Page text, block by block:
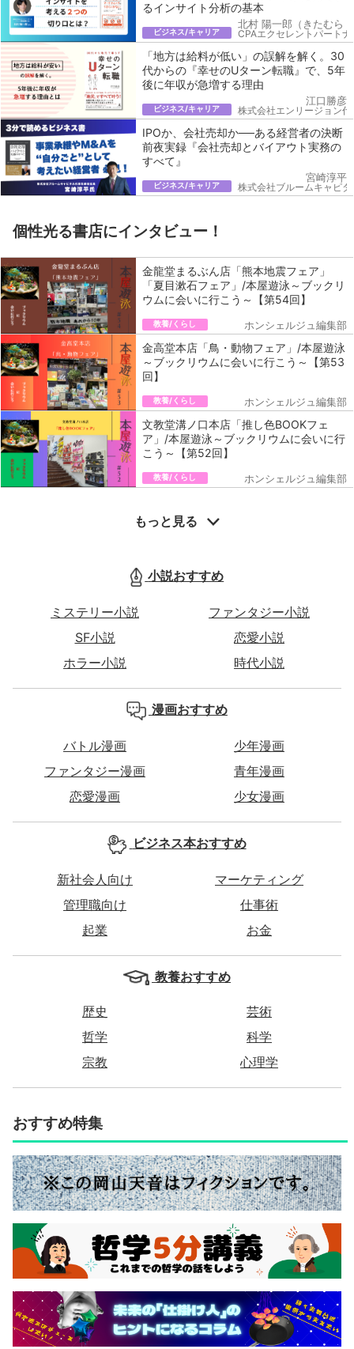
るインサイト分析の基本
ビジネス/キャリア
北村 陽一郎（きたむら
CPAエクセレントパート
「地方は給料が低い」の誤解を解く。30
代からの『幸せのUターン転職』で、5年
後に年収が急増する理由
ビジネス/キャリア
江口勝彦
株式会社エンリージョン代
IPOか、会社売却か──ある経営者の決断
前夜実録『会社売却とバイアウト実務の
すべて』
ビジネス/キャリア
宮崎淳平
株式会社ブルームキャピ
個性光る書店にインタビュー！
金龍堂まるぶん店「熊本地震フェア」
「夏目漱石フェア」/本屋遊泳～ブックリ
ウムに会いに行こう～【第54回】
教養/くらし ホンシェルジュ編集部
金高堂本店「鳥・動物フェア」/本屋遊泳
～ブックリウムに会いに行こう～【第53
回】
教養/くらし ホンシェルジュ編集部
文教堂溝ノ口本店「推し色BOOKフェ
ア」/本屋遊泳～ブックリウムに会いに行
こう～【第52回】
教養/くらし ホンシェルジュ編集部
もっと見る
小説おすすめ
ミステリー小説
ファンタジー小説
SF小説
恋愛小説
ホラー小説
時代小説
漫画おすすめ
バトル漫画
少年漫画
ファンタジー漫画
青年漫画
恋愛漫画
少女漫画
ビジネス本おすすめ
新社会人向け
マーケティング
管理職向け
仕事術
起業
お金
教養おすすめ
歴史
芸術
哲学
科学
宗教
心理学
おすすめ特集